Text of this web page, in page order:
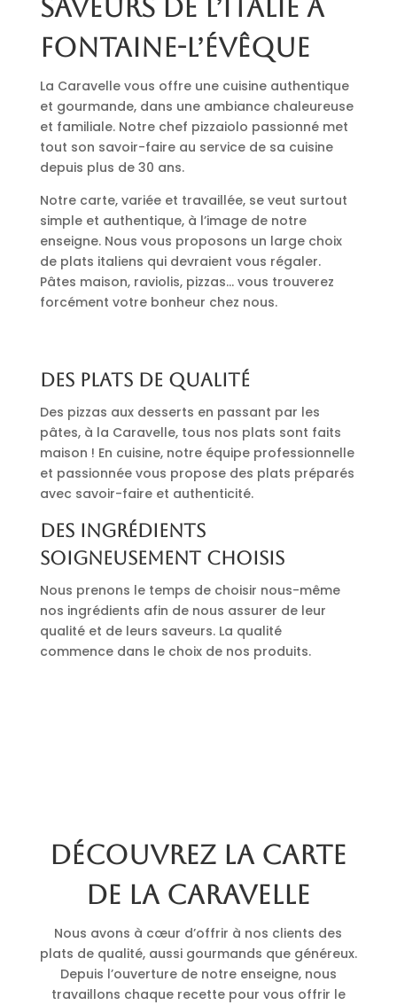
saveurs de l’Italie à
Fontaine-l’Évêque
La Caravelle vous offre une cuisine authentique
et gourmande, dans une ambiance chaleureuse
et familiale. Notre chef pizzaiolo passionné met
tout son savoir-faire au service de sa cuisine
depuis plus de 30 ans.
Notre carte, variée et travaillée, se veut surtout
simple et authentique, à l’image de notre
enseigne. Nous vous proposons un large choix
de plats italiens qui devraient vous régaler.
Pâtes maison, raviolis, pizzas… vous trouverez
forcément votre bonheur chez nous.
Des plats de qualité
Des pizzas aux desserts en passant par les
pâtes, à la Caravelle, tous nos plats sont faits
maison ! En cuisine, notre équipe professionnelle
et passionnée vous propose des plats préparés
avec savoir-faire et authenticité.
Des ingrédients
soigneusement choisis
Nous prenons le temps de choisir nous-même
nos ingrédients afin de nous assurer de leur
qualité et de leurs saveurs. La qualité
commence dans le choix de nos produits.
Découvrez la carte
de La Caravelle
Nous avons à cœur d’offrir à nos clients des
plats de qualité, aussi gourmands que généreux.
Depuis l’ouverture de notre enseigne, nous
travaillons chaque recette pour vous offrir le